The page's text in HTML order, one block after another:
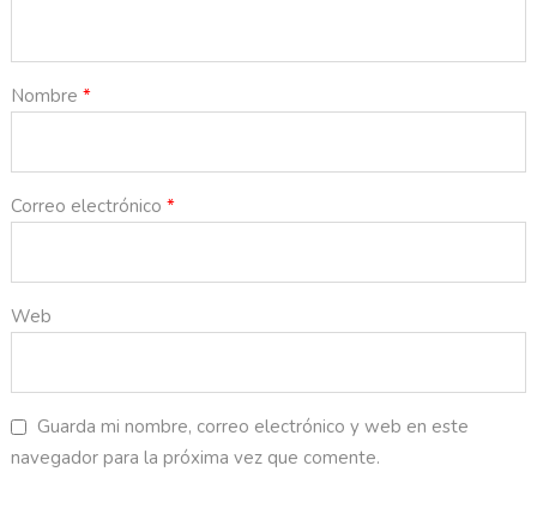
Nombre *
Correo electrónico *
Web
Guarda mi nombre, correo electrónico y web en este
navegador para la próxima vez que comente.